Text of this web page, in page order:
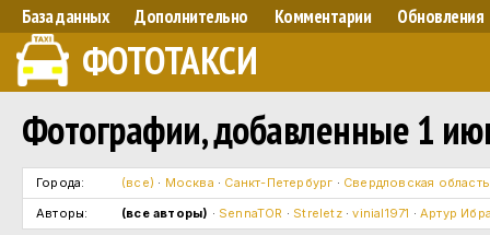
База данных Дополнительно Комментарии Обновления
ФОТОТАКСИ
Фотографии, добавленные 1
Города: (все) · Москва · Санкт-Петербург · Свердловская область
Авторы:
(все авторы) · SennaTOR · Streletz·vinial1971 ·Артур